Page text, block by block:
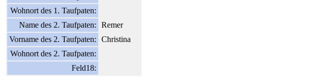
Wohnort des 1. Taufpaten:
Name des 2. Taufpaten:
Remer
Vorname des 2. Taufpaten:
Christina
Wohnort des 2. Taufpaten:
Feld18: